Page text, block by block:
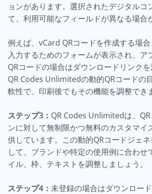
ョンがあります。選択されたデジタルコ
て、利用可能なフィールドが異なる場合
例えば、vCard QRコードを作成する場
入力するためのフォームが表示され、ア
QRコードの場合はダウンロードリンクを
QR Codes Unlimitedの動的QRコードの
軟性で、印刷後でもその機能を調整でき
ステップ3： QR Codes Unlimitedは、
ンに対して無制限かつ無料のカスタマイ
供しています。この動的QRコードジェ
して、ブランドや特定の使用例に合わせ
イル、枠、テキストを調整しましょう。
ステップ4： 未登録の場合はダウンロー